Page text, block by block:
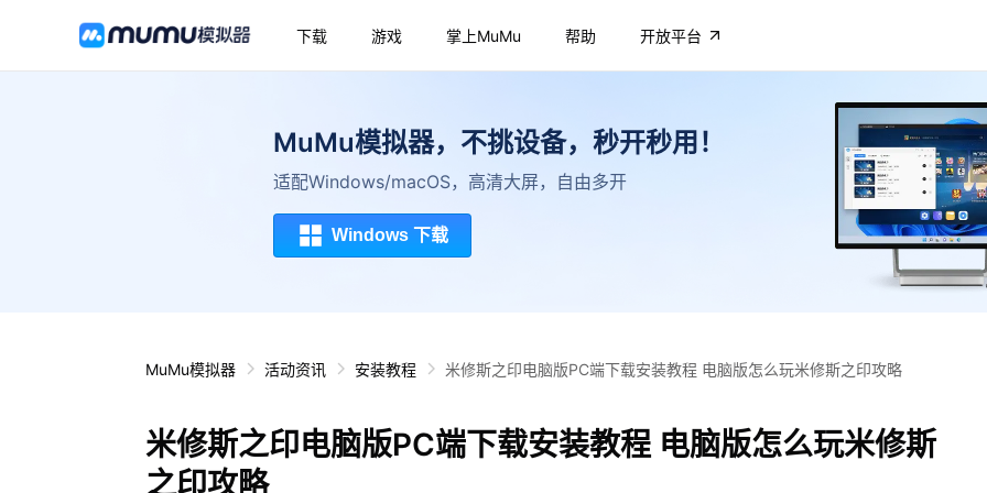
下载 游戏 掌上MuMu 帮助 开放平台
MuMu模拟器，不挑设备，秒开秒用！
适配Windows/macOS，高清大屏，自由多开
Windows 下载
MuMu模拟器 活动资讯 安装教程 米修斯之印电脑版PC端下载安装教程 电脑版怎么玩米修斯之印攻略
米修斯之印电脑版PC端下载安装教程 电脑版怎么玩米修斯
之印攻略